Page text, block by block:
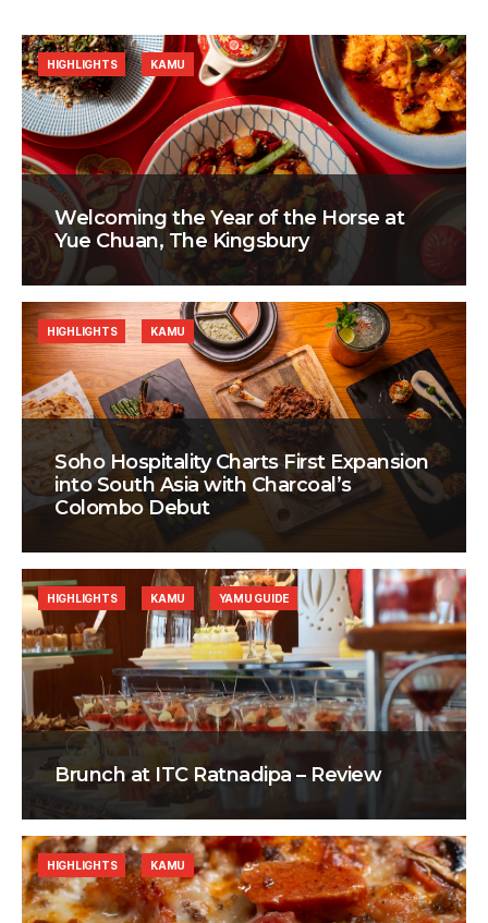
Welcoming the Year of the Horse at
Yue Chuan, The Kingsbury
HIGHLIGHTS KAMU
Soho Hospitality Charts First Expansion
into South Asia with Charcoal’s
Colombo Debut
HIGHLIGHTS KAMU
Brunch at ITC Ratnadipa – Review
HIGHLIGHTS KAMU YAMU GUIDE
HIGHLIGHTS KAMU